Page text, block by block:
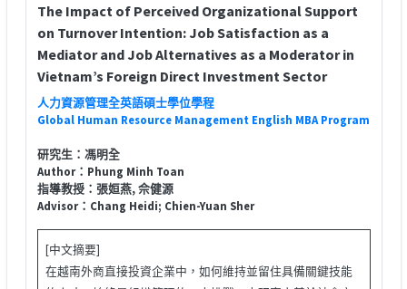
The Impact of Perceived Organizational Support
on Turnover Intention: Job Satisfaction as a
Mediator and Job Alternatives as a Moderator in
Vietnam’s Foreign Direct Investment Sector
人力資源管理全英語碩士學位學程
Global Human Resource Management English MBA Program
研究生：馮明全
Author：Phung Minh Toan
指導教授：張姮燕, 佘健源
Advisor：Chang Heidi; Chien-Yuan Sher
[中文摘要]
在越南外商直接投資企業中，如何維持並留住具備關鍵技能